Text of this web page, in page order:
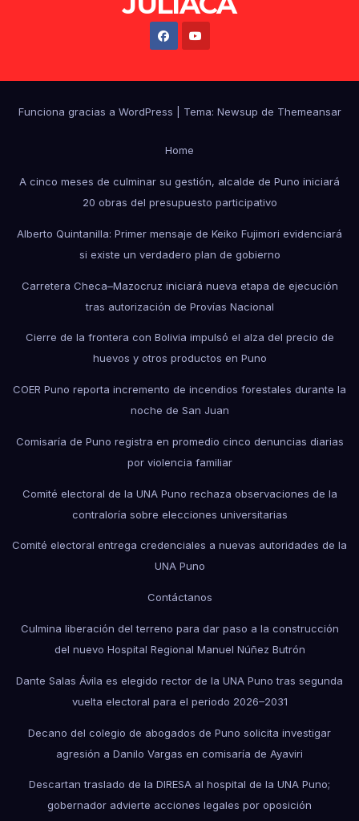
Funciona gracias a WordPress Tema: Newsup de Themeansar
Home
A cinco meses de culminar su gestión, alcalde de Puno iniciará
20 obras del presupuesto participativo
Alberto Quintanilla: Primer mensaje de Keiko Fujimori evidenciará
si existe un verdadero plan de gobierno
Carretera Checa–Mazocruz iniciará nueva etapa de ejecución
tras autorización de Provías Nacional
Cierre de la frontera con Bolivia impulsó el alza del precio de
huevos y otros productos en Puno
COER Puno reporta incremento de incendios forestales durante la
noche de San Juan
Comisaría de Puno registra en promedio cinco denuncias diarias
por violencia familiar
Comité electoral de la UNA Puno rechaza observaciones de la
contraloría sobre elecciones universitarias
Comité electoral entrega credenciales a nuevas autoridades de la
UNA Puno
Contáctanos
Culmina liberación del terreno para dar paso a la construcción
del nuevo Hospital Regional Manuel Núñez Butrón
Dante Salas Ávila es elegido rector de la UNA Puno tras segunda
vuelta electoral para el periodo 2026–2031
Decano del colegio de abogados de Puno solicita investigar
agresión a Danilo Vargas en comisaría de Ayaviri
Descartan traslado de la DIRESA al hospital de la UNA Puno;
gobernador advierte acciones legales por oposición